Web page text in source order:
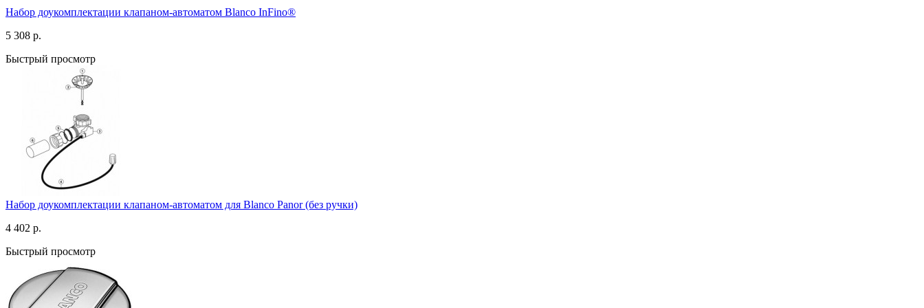
Набор доукомплектации клапаном-автоматом Blanco InFino®
5 308 р.
Быстрый просмотр
Набор доукомплектации клапаном-автоматом для Blanco Panor (без ручки)
4 402 р.
Быстрый просмотр